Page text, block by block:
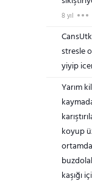
8 yıl
stresle
yiyip
Yarım
koyup
kaşığı